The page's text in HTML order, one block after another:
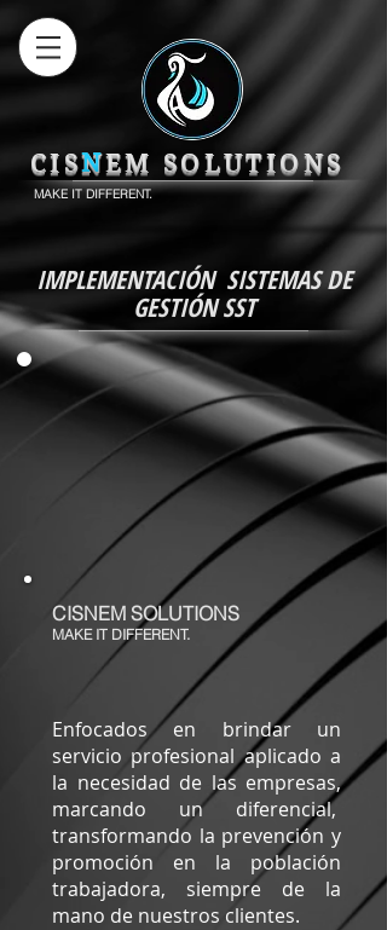
CISNEM SOLUTIONS
MAKE IT DIFFERENT.
IMPLEMENTACIÓN SISTEMAS DE
GESTIÓN SST
CISNEM SOLUTIONS
MAKE IT DIFFERENT.
Enfocados en brindar un
servicio profesional aplicado a
la necesidad de las empresas,
marcando un diferencial,
transformando la prevención y
promoción en la población
trabajadora, siempre de la
mano de nuestros clientes.